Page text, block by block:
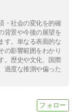
・社会の変化を的確
背景や今後の展望を
す。単なる表面的な
の影響範囲をわかり
。歴史や文化、国際
過度な推測や偏った